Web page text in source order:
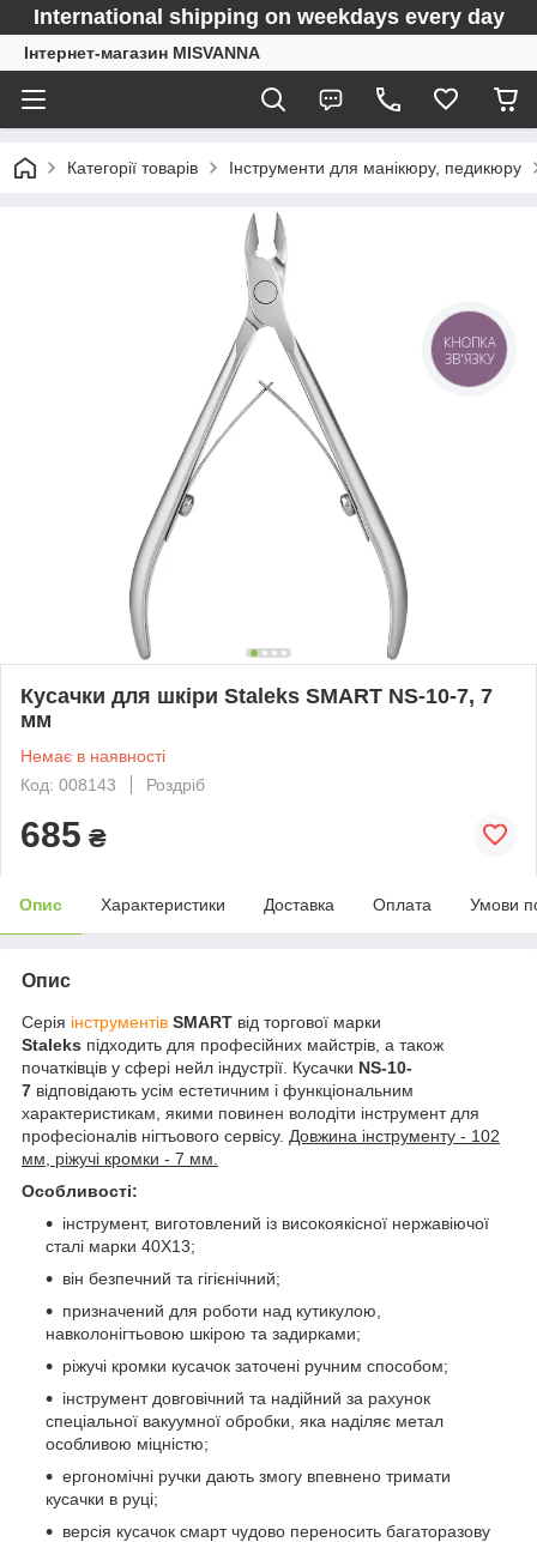
International shipping on weekdays every day
Інтернет-магазин MISVANNA
Категорії товарів Інструменти для манікюру, педикюру
Кусачки для шкіри Staleks SMART NS-10-7, 7
мм
Немає в наявності
Код: 008143
Роздріб
685 ₴
Опис Характеристики Доставка Оплата Умови
Опис
Серія інструментів SMART від торгової марки
Staleks підходить для професійних майстрів, а також
початківців у сфері нейл індустрії. Кусачки NS-10-
7 відповідають усім естетичним і функціональним
характеристикам, якими повинен володіти інструмент для
професіоналів нігтьового сервісу. Довжина інструменту - 102
мм, ріжучі кромки - 7 мм.
Особливості:
інструмент, виготовлений із високоякісної нержавіючої
сталі марки 40Х13;
він безпечний та гігієнічний;
призначений для роботи над кутикулою,
навколонігтьовою шкірою та задирками;
ріжучі кромки кусачок заточені ручним способом;
інструмент довговічний та надійний за рахунок
спеціальної вакуумної обробки, яка наділяє метал
особливою міцністю;
ергономічні ручки дають змогу впевнено тримати
кусачки в руці;
версія кусачок смарт чудово переносить багаторазову
КНОПКА
ЗВ'ЯЗКУ